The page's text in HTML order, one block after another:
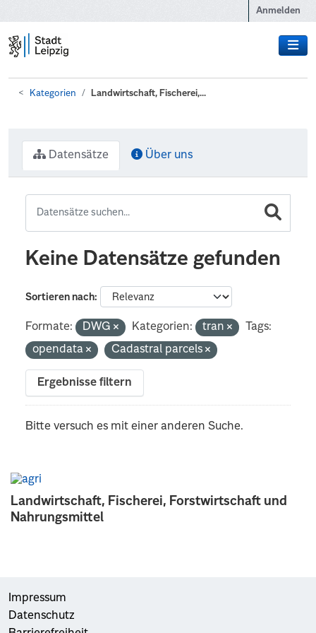
Anmelden
Kategorien Landwirtschaft, Fischerei,...
Landwirtschaft, Fischerei, Forstwirtschaft und
Nahrungsmittel
Datensätze Über uns
Keine Datensätze gefunden
Sortieren nach
Formate: DWG Kategorien: tran
Tags:
opendata
Cadastral parcels
Ergebnisse filtern
Bitte versuch es mit einer anderen Suche.
Impressum
Datenschutz